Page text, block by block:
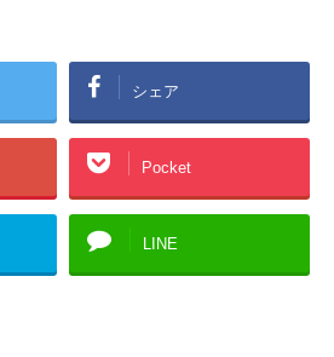
シェア
Pocket
LINE